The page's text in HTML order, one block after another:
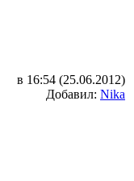
в 16:54 (25.06.2012)
Добавил: Nika